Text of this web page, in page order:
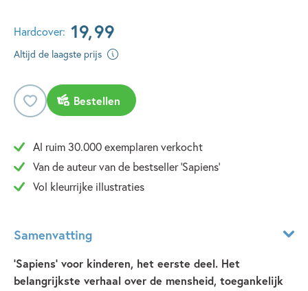
Hardcover: 19,99
Altijd de laagste prijs
Bestellen
Al ruim 30.000 exemplaren verkocht
Van de auteur van de bestseller 'Sapiens'
Vol kleurrijke illustraties
Samenvatting
'Sapiens' voor kinderen, het eerste deel. Het
belangrijkste verhaal over de mensheid, toegankelijk